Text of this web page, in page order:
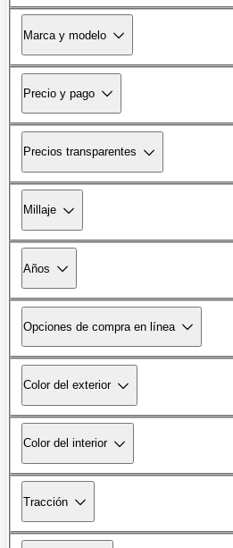
Marca y modelo
Precio y pago
Precios transparentes
Millaje
Años
Opciones de compra en línea
Color del exterior
Color del interior
Tracción